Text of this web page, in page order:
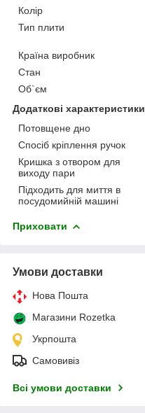
Колір
Тип плити
Країна виробник
Стан
Об`єм
Додаткові характеристики
Потовщене дно
Спосіб кріплення ручок
Кришка з отвором для
виходу пари
Підходить для миття в
посудомийній машині
Приховати
Умови доставки
Нова Пошта
Магазини Rozetka
Укрпошта
Самовивіз
Всі умови доставки